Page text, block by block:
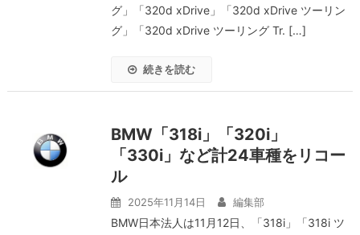
グ」「320d xDrive」「320d xDrive ツーリン
グ」「320d xDrive ツーリング Tr. […]
続きを読む
BMW「318i」「320i」
「330i」など計24車種をリコー
ル
2025年11月14日 編集部
BMW日本法人は11月12日、「318i」「318i ツ